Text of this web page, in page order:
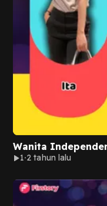
Wanita
1 2 tahun lalu